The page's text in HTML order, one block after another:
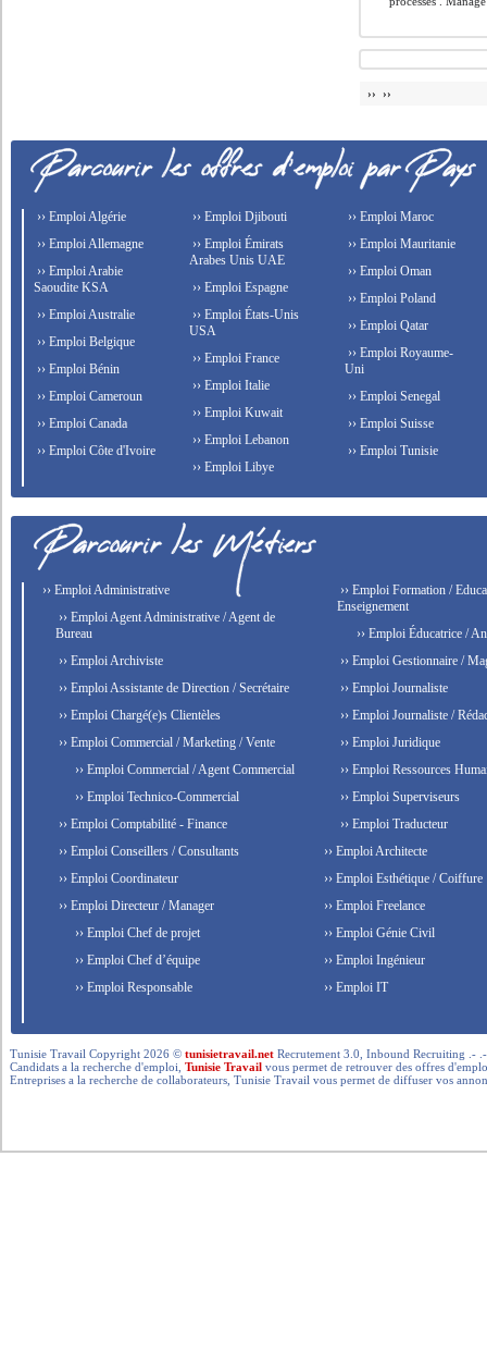
›› ››
›› Emploi Algérie
›› Emploi Allemagne
›› Emploi Arabie
Saoudite KSA
›› Emploi Australie
›› Emploi Belgique
›› Emploi Bénin
›› Emploi Cameroun
›› Emploi Canada
›› Emploi Côte d'Ivoire
›› Emploi Djibouti
›› Emploi Émirats
Arabes Unis UAE
›› Emploi Espagne
›› Emploi États-Unis
USA
›› Emploi France
›› Emploi Italie
›› Emploi Kuwait
›› Emploi Lebanon
›› Emploi Libye
›› Emploi Maroc
›› Emploi Mauritanie
›› Emploi Oman
›› Emploi Poland
›› Emploi Qatar
›› Emploi Royaume-
Uni
›› Emploi Senegal
›› Emploi Suisse
›› Emploi Tunisie
›› Emploi Administrative
›› Emploi Agent Administrative / Agent de
Bureau
›› Emploi Archiviste
›› Emploi Assistante de Direction / Secrétaire
›› Emploi Chargé(e)s Clientèles
›› Emploi Commercial / Marketing / Vente
›› Emploi Commercial / Agent Commercial
›› Emploi Technico-Commercial
›› Emploi Comptabilité - Finance
›› Emploi Conseillers / Consultants
›› Emploi Coordinateur
›› Emploi Directeur / Manager
›› Emploi Chef de projet
›› Emploi Chef d’équipe
›› Emploi Responsable
›› Emploi Formation /
Enseignement
›› Emploi Éducatrice /
›› Emploi Gestionnaire /
›› Emploi Journaliste
›› Emploi Journaliste /
›› Emploi Juridique
›› Emploi Ressources
›› Emploi Superviseurs
›› Emploi Traducteur
›› Emploi Architecte
›› Emploi Esthétique / Coiffure
›› Emploi Freelance
›› Emploi Génie Civil
›› Emploi Ingénieur
›› Emploi IT
Tunisie Travail Copyright 2026 ©tunisietravail.net Recrutement 3.0, Inbound Recruiting .-
Candidats a la recherche d'emploi,Tunisie Travail vous permet de retrouver des offres
Entreprises a la recherche de collaborateurs, Tunisie Travail vous permet de diffuser vos